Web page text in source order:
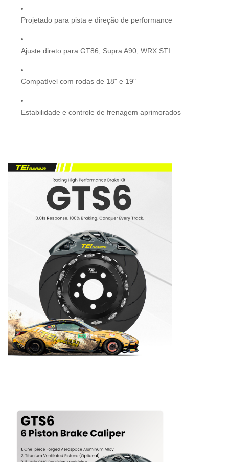
Projetado para pista e direção de performance
Ajuste direto para GT86, Supra A90, WRX STI
Compatível com rodas de 18" e 19"
Estabilidade e controle de frenagem aprimorados